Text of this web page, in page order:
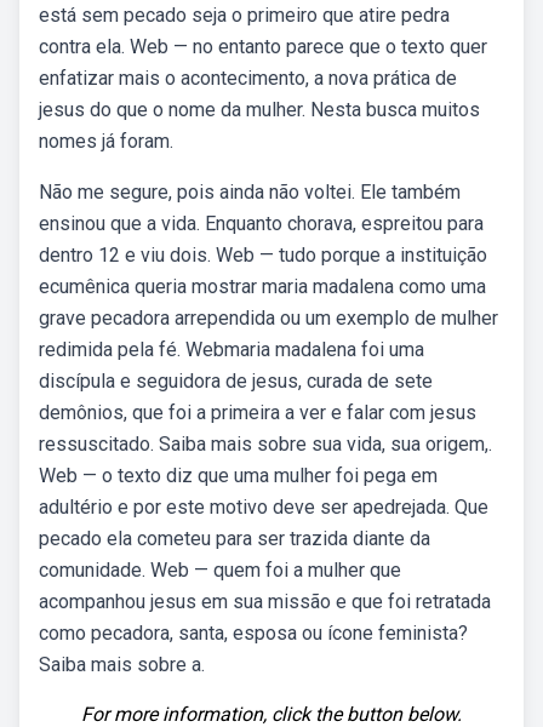
está sem pecado seja o primeiro que atire pedra
contra ela. Web — no entanto parece que o texto quer
enfatizar mais o acontecimento, a nova prática de
jesus do que o nome da mulher. Nesta busca muitos
nomes já foram.
Não me segure, pois ainda não voltei. Ele também
ensinou que a vida. Enquanto chorava, espreitou para
dentro 12 e viu dois. Web — tudo porque a instituição
ecumênica queria mostrar maria madalena como uma
grave pecadora arrependida ou um exemplo de mulher
redimida pela fé. Webmaria madalena foi uma
discípula e seguidora de jesus, curada de sete
demônios, que foi a primeira a ver e falar com jesus
ressuscitado. Saiba mais sobre sua vida, sua origem,.
Web — o texto diz que uma mulher foi pega em
adultério e por este motivo deve ser apedrejada. Que
pecado ela cometeu para ser trazida diante da
comunidade. Web — quem foi a mulher que
acompanhou jesus em sua missão e que foi retratada
como pecadora, santa, esposa ou ícone feminista?
Saiba mais sobre a.
For more information, click the button below.